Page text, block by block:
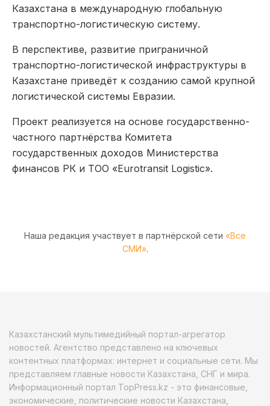
Казахстана в международную глобальную
транспортно-логистическую систему.
В перспективе, развитие приграничной
транспортно-логистической инфраструктуры в
Казахстане приведёт к созданию самой крупной
логистической системы Евразии.
Проект реализуется на основе государственно-
частного партнёрства Комитета
государственных доходов Министерства
финансов РК и ТОО «Eurotransit Logistic».
Наша редакция участвует в партнёрской сети «Все
СМИ».
Казахстанский мультимедийный портал-агрегатор
новостей. Агентство представлено на ключевых
контентных платформах: интернет и социальные сети. Мы
представляем главные новости Казахстана, СНГ и мира.
Информационный портал TopPress.kz - это финансовые,
экономические, политические новости Казахстана,